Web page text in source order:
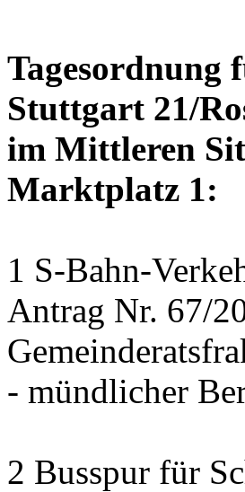
Tagesordnung
Stuttgart 21/
im Mittleren
Marktplatz 1:
1 S-Bahn-
Antrag Nr. 67/
- mündlicher
2 Busspur für